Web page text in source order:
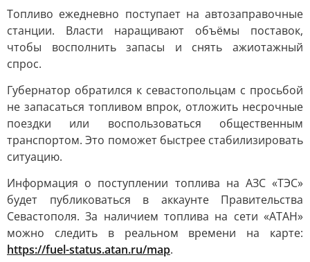
Топливо ежедневно поступает на автозаправочные
станции. Власти наращивают объёмы поставок,
чтобы восполнить запасы и снять ажиотажный
спрос.
Губернатор обратился к севастопольцам с просьбой
не запасаться топливом впрок, отложить несрочные
поездки или воспользоваться общественным
транспортом. Это поможет быстрее стабилизировать
ситуацию.
Информация о поступлении топлива на АЗС «ТЭС»
будет публиковаться в аккаунте Правительства
Севастополя. За наличием топлива на сети «АТАН»
можно следить в реальном времени на карте:
https://fuel-status.atan.ru/map.